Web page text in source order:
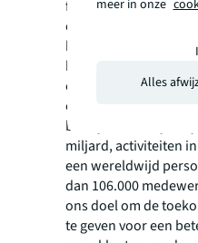
financieel adviseur op
commercieel
klanten bij het
beheren en
commerciële,
evenals hotels. JLL
bedrijf met een
miljard, activiteiten
een wereldwijd
dan 106.000
ons doel om de
te geven voor een
meer in onze
Alles